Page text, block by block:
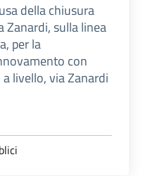
della chiusura
Zanardi, sulla linea
per la
con
livello, via Zanardi